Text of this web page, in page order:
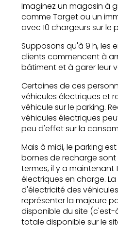
Imaginez un magasin à
comme Target ou un
avec 10 chargeurs sur le
Supposons qu'à 9 h, les
clients commencent à
bâtiment et à garer leur
Certaines de ces
véhicules électriques et
véhicule sur le parking.
véhicules électriques
peu d'effet sur la
Mais à midi, le parking
bornes de recharge sont
termes, il y a maintenant
électriques en charge.
d'électricité des
représenter la majeure
disponible du site
totale disponible sur le